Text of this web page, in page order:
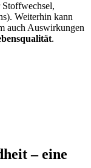
Stoffwechsel,
Weiterhin kann
auch Auswirkungen
.
– eine